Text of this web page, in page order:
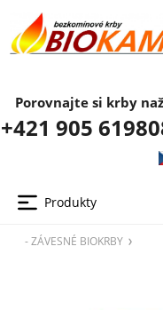
Porovnajte si krby
+421 905
Produkty
- ZÁVESNÉ BIOKRBY